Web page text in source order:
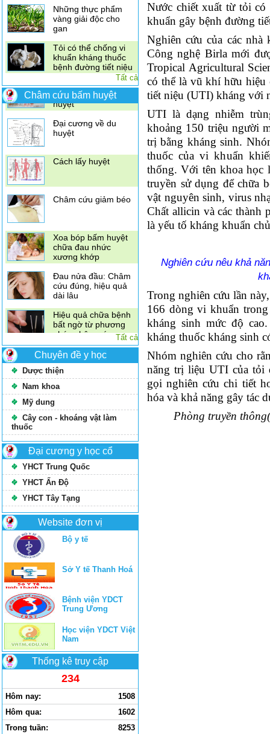
Bài thuốc trị bệnh
cước do lạnh hiệu
quả
Dâu tằm trị ho, cao
huyết áp, đau khớp
Gừng tươi giúp "hâm
nóng" vợ chồng lớn
tuổi
Những thực phẩm
vàng giải độc cho
gan
Tỏi có thể chống vi
khuẩn kháng thuốc
Kết hợp diệp hạ châu
Tất cả
Châm cứu bấm huyệt
Điều trị đau vai gáy
bằng xoa bóp bấm
huyệt
huyệt
Cách lấy huyệt
Xoa bóp bấm huyệt
chữa đau nhức
xương khớp
cứu đúng, hiệu quả
dài lâu
Hiệu quả chữa bệnh
bất ngờ từ phương
pháp châm cứu
Tất cả
Chuyên đề y học
Dược thiện
Nam khoa
Mỹ dung
Cây con - khoáng vật làm
thuốc
Đại cương y học cổ
YHCT Trung Quốc
YHCT Ấn Độ
YHCT Tây Tạng
Website đơn vị
Bộ y tế
Sở Y tế Thanh Hoá
Bệnh viện YDCT
Trung Ương
Học viện YDCT Việt
Nam
Thống kê truy cập
234
Hôm nay:
1508
Hôm qua:
1602
Trong tuần:
8253
Nước chiết xuất từ tỏi
khuẩn gây bệnh đường
Nghiên cứu của các
Công nghệ Birla mới
Tropical Agricultural
có thể là vũ khí hữu hiệu
tiết niệu (UTI) kháng với
UTI là dạng nhiễm
khoảng 150 triệu người
trị bằng kháng sinh.
thuốc của vi khuẩn
thống. Với tên khoa học
truyền sử dụng để chữa
vật nguyên sinh, virus
Chất allicin và các thành
là yếu tố kháng khuẩn
Nghiên cứu nêu khả
Trong nghiên cứu lần
166 dòng vi khuẩn
kháng sinh mức độ
kháng thuốc kháng sinh
Nhóm nghiên cứu cho
năng trị liệu UTI của
gọi nghiên cứu chi tiết
hóa và khả năng gây tác
Phòng truyền